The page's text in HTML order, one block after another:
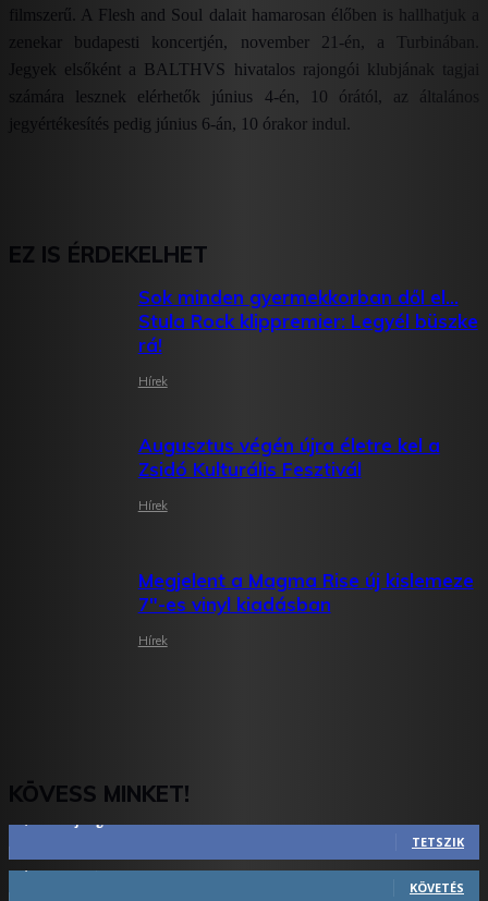
filmszerű. A Flesh and Soul dalait hamarosan élőben is hallhatjuk a
zenekar budapesti koncertjén, november 21-én, a Turbinában.
Jegyek elsőként a BALTHVS hivatalos rajongói klubjának tagjai
számára lesznek elérhetők június 4-én, 10 órától, az általános
jegyértékesítés pedig június 6-án, 10 órakor indul.
EZ IS ÉRDEKELHET
Sok minden gyermekkorban dől el…
Stula Rock klippremier: Legyél büszke
rá!
Hírek
Augusztus végén újra életre kel a
Zsidó Kulturális Fesztivál
Hírek
Megjelent a Magma Rise új kislemeze
7″-es vinyl kiadásban
Hírek
KÖVESS MINKET!
TETSZIK
1,731 Követő
KÖVETÉS